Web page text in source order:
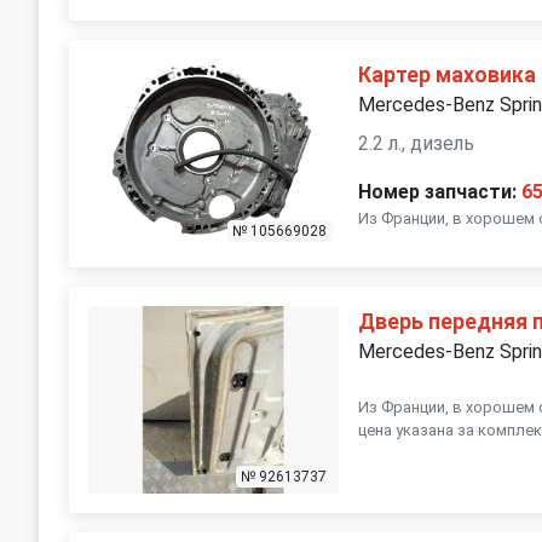
№ 105669028
Картер маховика
Mercedes-Benz
2.2 л., дизель
Номер запчасти:
Из Франции, в хорошем
№ 92613737
Дверь передняя
Mercedes-Benz
Из Франции, в хорошем
цена указана за